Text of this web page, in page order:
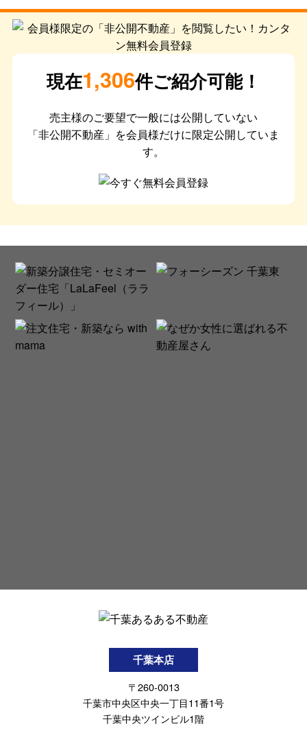
現在1,306件ご紹介可能！
売主様のご要望で一般には公開していない
「非公開不動産」を会員様だけに限定公開していま
す。
千葉本店
〒260-0013
千葉市中央区中央一丁目11番1号
千葉中央ツインビル1階